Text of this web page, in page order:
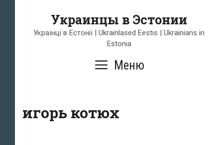
содержимому
Украинцы в Эстонии
Українці в Естонії | Ukrainlased Eestis | Ukrainians in
Estonia
Меню
игорь котюх